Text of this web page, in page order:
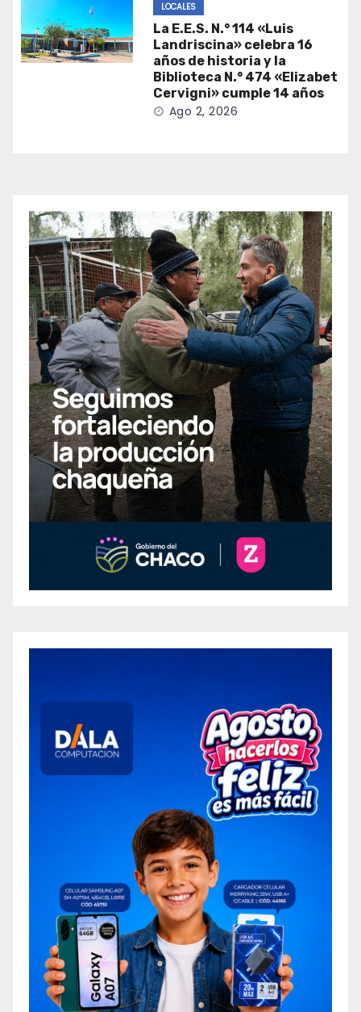
LOCALES
La E.E.S. N.° 114 «Luis
Landriscina» celebra 16
años de historia y la
Biblioteca N.° 474 «Elizabet
Cervigni» cumple 14 años
Ago 2, 2026